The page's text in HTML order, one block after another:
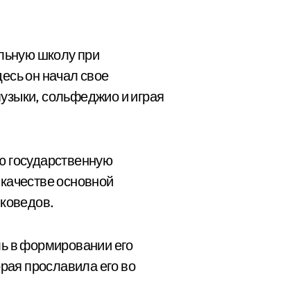
школу при
он начал свое
сольфеджио и играя
государственную
основной
в формировании его
прославила его во